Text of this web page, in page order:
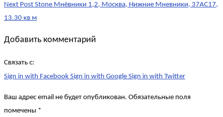
Next Post Stone Мнёвники 1,2, Москва, Нижние Мневники, 37АС17,
13.30 кв м
Добавить комментарий
Связать с:
Sign in with Facebook Sign in with Google Sign in with Twitter
Ваш адрес email не будет опубликован. Обязательные поля
помечены *